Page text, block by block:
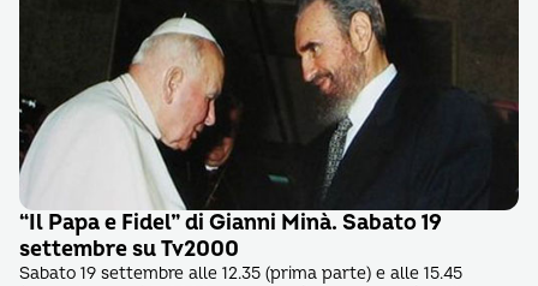
“Il Papa e Fidel” di Gianni Minà. Sabato 19
settembre su Tv2000
Sabato 19 settembre alle 12.35 (prima parte) e alle 15.45